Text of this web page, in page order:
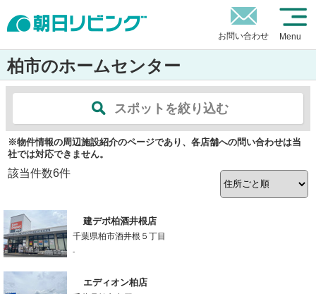
お問い合わせ Menu
柏市のホームセンター
スポットを絞り込む
※物件情報の周辺施設紹介のページであり、各店舗への問い合わせは当
社では対応できません。
該当件数6件
建デポ柏酒井根店
千葉県柏市酒井根５丁目
-
エディオン柏店